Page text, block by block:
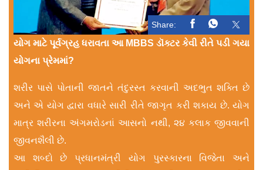
Share:
યોગ માટે પૂર્વગ્રહ ધરાવતા આ MBBS ડૉક્ટર કેવી રીતે પડી ગયા
યોગના પ્રેમમાં?
શરીર પાસે પોતાની જાતને તંદુરસ્ત કરવાની અદભુત શક્તિ છે
અને એ યોગ દ્વારા વધારે સારી રીતે જાગૃત કરી શકાય છે. યોગ
માત્ર શરીરના અંગમરોડનાં આસનો નથી, ૨૪ કલાક જીવવાની
જીવનશૈલી છે.
આ શબ્દો છે પ્રધાનમંત્રી યોગ પુરસ્કારના વિજેતા અને